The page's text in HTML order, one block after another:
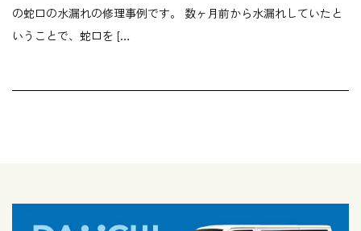
の蛇口の水漏れの修理事例です。 数ヶ月前から水漏れしていたと
いうことで、蛇口を […